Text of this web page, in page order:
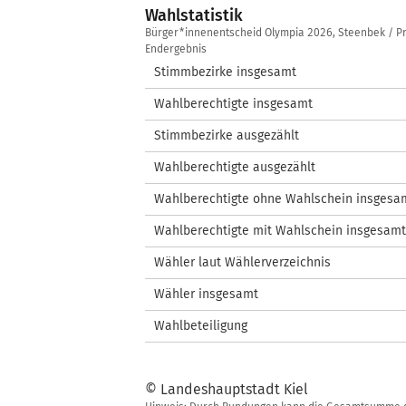
Wahlstatistik
Wahlstatistik
Bürger*innenentscheid Olympia 2026, Steenbek /
Endergebnis
Stimmbezirke insgesamt
Wahlberechtigte insgesamt
Stimmbezirke ausgezählt
Wahlberechtigte ausgezählt
Wahlberechtigte ohne Wahlschein
Wahlberechtigte mit Wahlschein insgesamt
Wähler laut Wählerverzeichnis
Wähler insgesamt
Wahlbeteiligung
© Landeshauptstadt Kiel